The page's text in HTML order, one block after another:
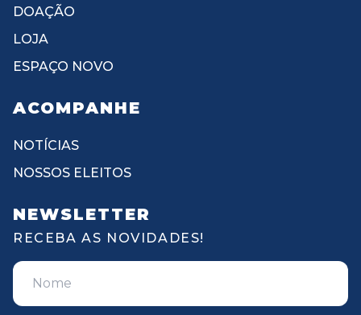
DOAÇÃO
LOJA
ESPAÇO NOVO
ACOMPANHE
NOTÍCIAS
NOSSOS ELEITOS
NEWSLETTER
RECEBA AS NOVIDADES!